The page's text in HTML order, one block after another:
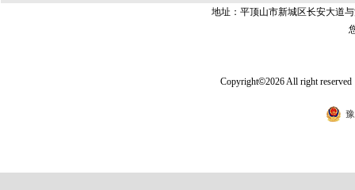
地址：平顶山市新城区长安大
Copyright©2026 All right